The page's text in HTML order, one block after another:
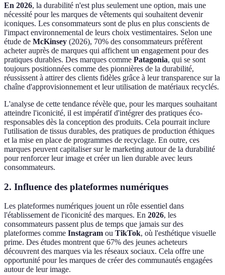
En 2026, la durabilité n'est plus seulement une option, mais une
nécessité pour les marques de vêtements qui souhaitent devenir
iconiques. Les consommateurs sont de plus en plus conscients de
l'impact environnemental de leurs choix vestimentaires. Selon une
étude de McKinsey (2026), 70% des consommateurs préfèrent
acheter auprès de marques qui affichent un engagement pour des
pratiques durables. Des marques comme Patagonia, qui se sont
toujours positionnées comme des pionnières de la durabilité,
réussissent à attirer des clients fidèles grâce à leur transparence sur la
chaîne d'approvisionnement et leur utilisation de matériaux recyclés.
L'analyse de cette tendance révèle que, pour les marques souhaitant
atteindre l'iconicité, il est impératif d'intégrer des pratiques éco-
responsables dès la conception des produits. Cela pourrait inclure
l'utilisation de tissus durables, des pratiques de production éthiques
et la mise en place de programmes de recyclage. En outre, ces
marques peuvent capitaliser sur le marketing autour de la durabilité
pour renforcer leur image et créer un lien durable avec leurs
consommateurs.
2. Influence des plateformes numériques
Les plateformes numériques jouent un rôle essentiel dans
l'établissement de l'iconicité des marques. En 2026, les
consommateurs passent plus de temps que jamais sur des
plateformes comme Instagram ou TikTok, où l'esthétique visuelle
prime. Des études montrent que 67% des jeunes acheteurs
découvrent des marques via les réseaux sociaux. Cela offre une
opportunité pour les marques de créer des communautés engagées
autour de leur image.